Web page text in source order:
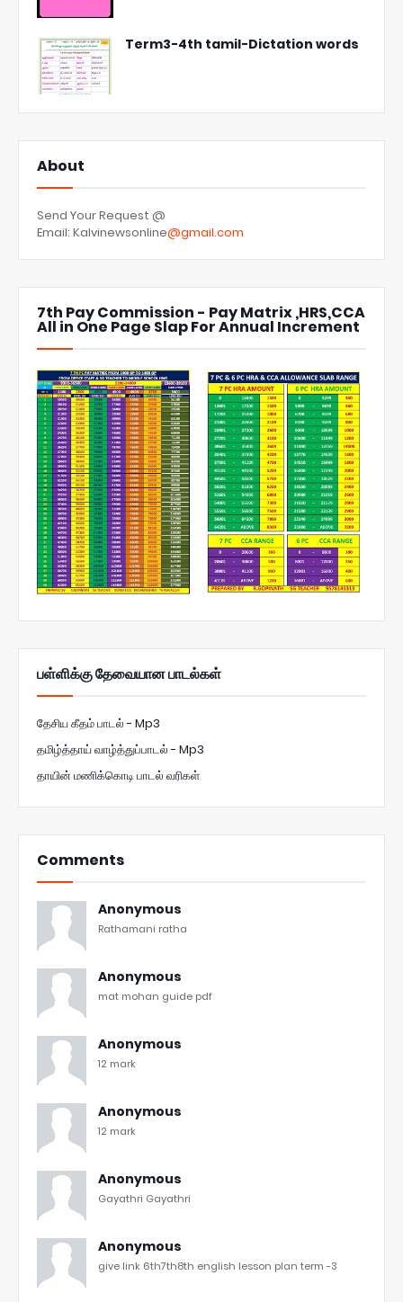
Term3-4th tamil-Dictation words
About
Send Your Request @
Email: Kalvinewsonline@gmail.com
7th Pay Commission - Pay Matrix ,HRS,CCA
All in One Page Slap For Annual Increment
பள்ளிக்கு தேவையான பாடல்கள்
தேசிய கீதம் பாடல் - Mp3
தமிழ்த்தாய் வாழ்த்துப்பாடல் - Mp3
தாயின் மணிக்கொடி பாடல் வரிகள்
Comments
Anonymous
Rathamani ratha
Anonymous
mat mohan guide pdf
Anonymous
12 mark
Anonymous
12 mark
Anonymous
Gayathri Gayathri
Anonymous
give link 6th7th8th english lesson plan term -3